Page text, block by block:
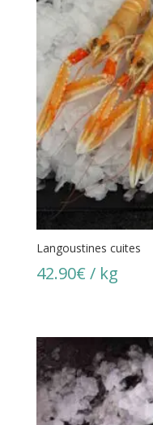
Langoustines cuites
42.90€ / kg